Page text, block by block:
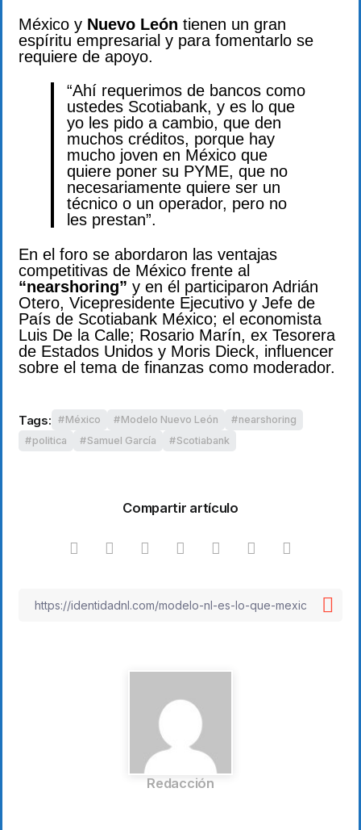
México y Nuevo León tienen un gran
espíritu empresarial y para fomentarlo se
requiere de apoyo.
“Ahí requerimos de bancos como
ustedes Scotiabank, y es lo que
yo les pido a cambio, que den
muchos créditos, porque hay
mucho joven en México que
quiere poner su PYME, que no
necesariamente quiere ser un
técnico o un operador, pero no
les prestan”.
En el foro se abordaron las ventajas
competitivas de México frente al
“nearshoring” y en él participaron Adrián
Otero, Vicepresidente Ejecutivo y Jefe de
País de Scotiabank México; el economista
Luis De la Calle; Rosario Marín, ex Tesorera
de Estados Unidos y Moris Dieck, influencer
sobre el tema de finanzas como moderador.
Tags: México Modelo Nuevo León
nearshoring
politica
Samuel García Scotiabank
Compartir artículo
Redacción